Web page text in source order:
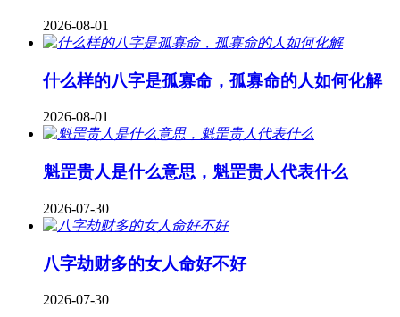
2026-08-01
什么样的八字是孤寡命，孤寡命的人如何化解
2026-08-01
魁罡贵人是什么意思，魁罡贵人代表什么
2026-07-30
八字劫财多的女人命好不好
2026-07-30